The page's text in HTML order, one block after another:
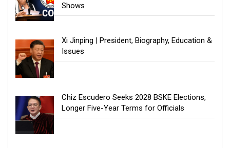
Shows
Xi Jinping | President, Biography, Education &
Issues
Chiz Escudero Seeks 2028 BSKE Elections,
Longer Five-Year Terms for Officials